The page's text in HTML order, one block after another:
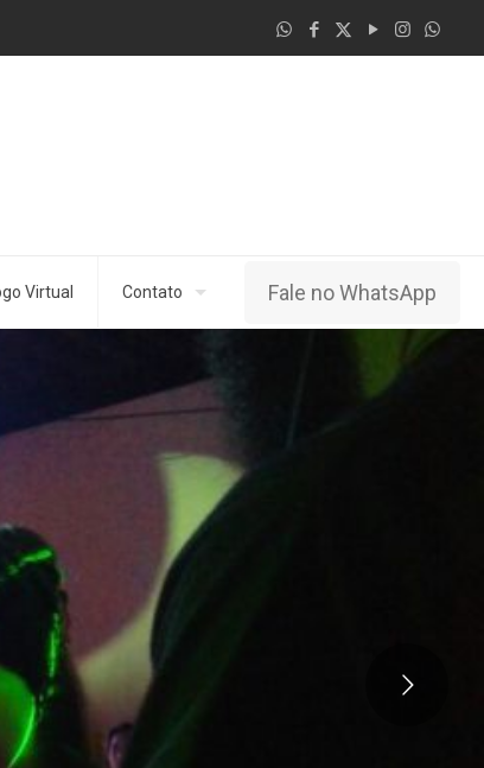
Virtual Contato Fale no WhatsApp